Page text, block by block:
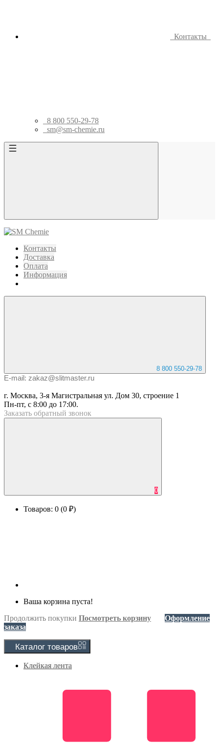
Контакты
8 800 550-29-78
sm@sm-chemie.ru
Контакты
Доставка
Оплата
Информация
8 800 550-29-78
E-mail: zakaz@slitmaster.ru
г. Москва, 3-я Магистральная ул. Дом 30, строение 1
Пн-пт, с 8:00 до 17:00.
Заказать обратный звонок
0
Товаров: 0 (0 ₽)
Ваша корзина пуста!
Продолжить покупки Посмотреть корзину
Оформление
заказа
Каталог товаров
Клейкая лента